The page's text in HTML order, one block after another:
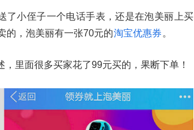
了小侄子一个电话手表，还是在泡美丽上买
的，泡美丽有一张70元的淘宝优惠券 。
里面很多买家花了99元买的，果断下单！